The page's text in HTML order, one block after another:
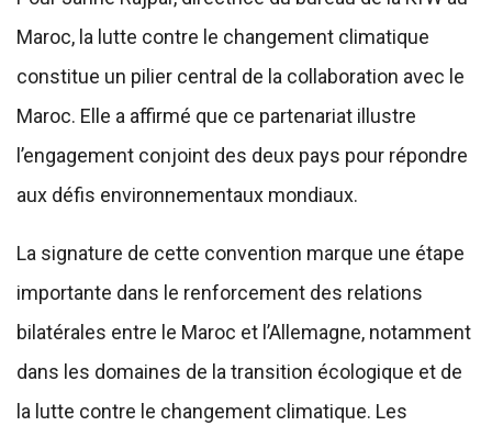
Maroc, la lutte contre le changement climatique
constitue un pilier central de la collaboration avec le
Maroc. Elle a affirmé que ce partenariat illustre
l’engagement conjoint des deux pays pour répondre
aux défis environnementaux mondiaux.
La signature de cette convention marque une étape
importante dans le renforcement des relations
bilatérales entre le Maroc et l’Allemagne, notamment
dans les domaines de la transition écologique et de
la lutte contre le changement climatique. Les